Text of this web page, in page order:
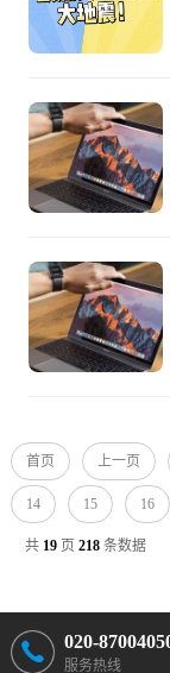
首页 上一页
14 15 16
共 19页 218条数据
020-
服务热线